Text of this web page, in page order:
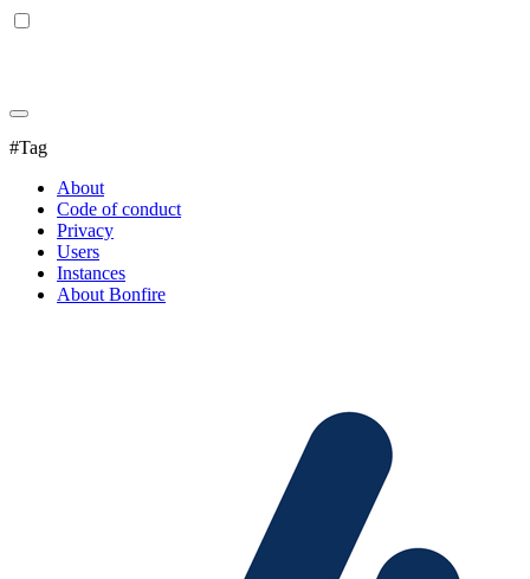
#Tag
About
Code of conduct
Privacy
Users
Instances
About Bonfire